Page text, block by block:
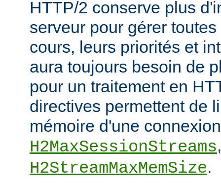
HTTP/2 conserve plus
serveur pour gérer
cours, leurs priorités et
aura toujours besoin de
pour un traitement en
directives permettent de
mémoire d'une
H2MaxSessionStreams
H2StreamMaxMemSize.